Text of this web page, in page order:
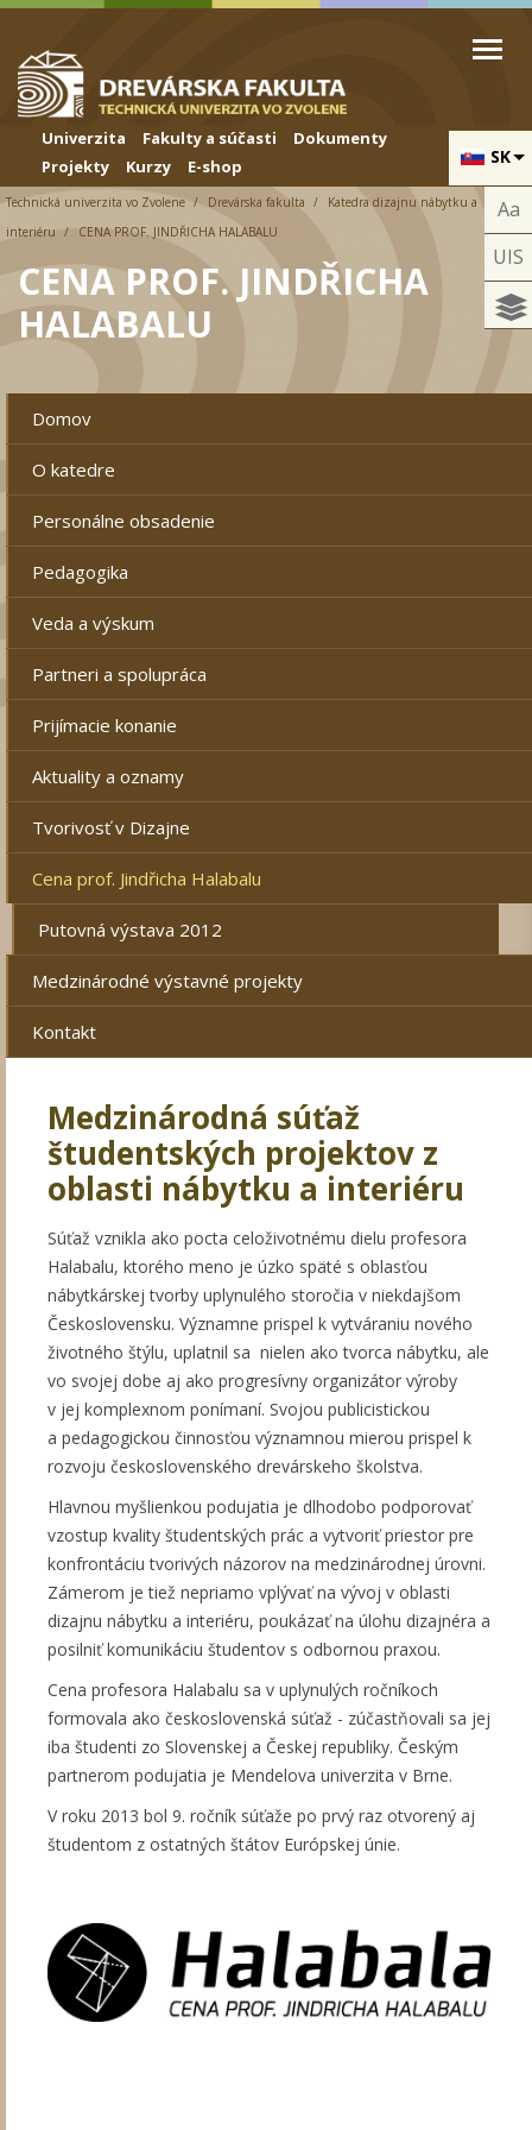
Skip to cookies
Skip to navigation
Skočiť na hlavný obsah
SK
Univerzita Fakulty a súčasti
Dokumenty
Projekty
Kurzy E-shop
Aa
UIS
Technická univerzita vo Zvolene Drevárska fakulta
Katedra dizajnu nábytku a
interiéru
CENA PROF. JINDŘICHA HALABALU
CENA PROF. JINDŘICHA
HALABALU
Domov
O katedre
Personálne obsadenie
Pedagogika
Veda a výskum
Partneri a spolupráca
Prijímacie konanie
Aktuality a oznamy
Tvorivosť v Dizajne
Cena prof. Jindřicha Halabalu
Putovná výstava 2012
Medzinárodné výstavné projekty
Kontakt
Medzinárodná súťaž
študentských projektov z
oblasti nábytku a interiéru
Súťaž vznikla ako pocta celoživotnému dielu profesora
Halabalu, ktorého meno je úzko späté s oblasťou
nábytkárskej tvorby uplynulého storočia v niekdajšom
Československu. Významne prispel k vytváraniu nového
životného štýlu, uplatnil sa nielen ako tvorca nábytku, ale
vo svojej dobe aj ako progresívny organizátor výroby
v jej komplexnom ponímaní. Svojou publicistickou
a pedagogickou činnosťou významnou mierou prispel k
rozvoju československého drevárskeho školstva.
Hlavnou myšlienkou podujatia je dlhodobo podporovať
vzostup kvality študentských prác a vytvoriť priestor pre
konfrontáciu tvorivých názorov na medzinárodnej úrovni.
Zámerom je tiež nepriamo vplývať na vývoj v oblasti
dizajnu nábytku a interiéru, poukázať na úlohu dizajnéra a
posilniť komunikáciu študentov s odbornou praxou.
Cena profesora Halabalu sa v uplynulých ročníkoch
formovala ako československá súťaž - zúčastňovali sa jej
iba študenti zo Slovenskej a Českej republiky. Českým
partnerom podujatia je Mendelova univerzita v Brne.
V roku 2013 bol 9. ročník súťaže po prvý raz otvorený aj
študentom z ostatných štátov Európskej únie.